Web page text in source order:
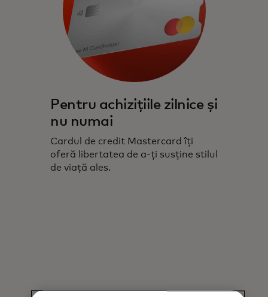
Pentru achizițiile zilnice și
nu numai
Cardul de credit Mastercard îți
oferă libertatea de a-ți susține stilul
de viață ales.